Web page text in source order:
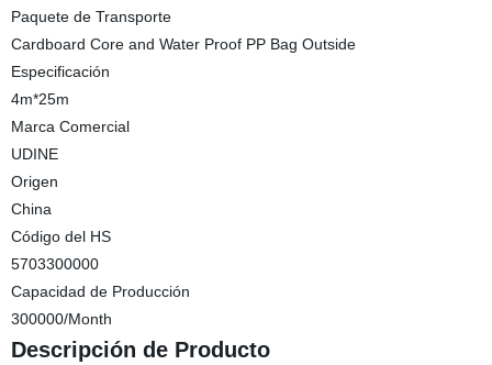
Paquete de Transporte
Cardboard Core and Water Proof PP Bag Outside
Especificación
4m*25m
Marca Comercial
UDINE
Origen
China
Código del HS
5703300000
Capacidad de Producción
300000/Month
Descripción de Producto